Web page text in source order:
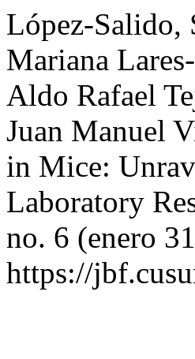
López-Salido,
Mariana
Aldo Rafael
Juan Manuel
in Mice:
Laboratory
no. 6 (enero
https://